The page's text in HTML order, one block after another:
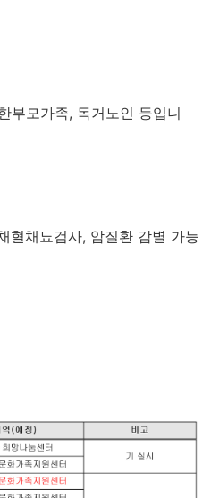
부모가족, 독거노인 등입니
혈채뇨검사, 암질환 감별 가능